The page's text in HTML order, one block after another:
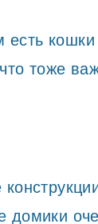
тоже
домики